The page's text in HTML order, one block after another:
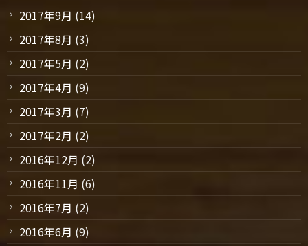
2017年9月 (14)
2017年8月 (3)
2017年5月 (2)
2017年4月 (9)
2017年3月 (7)
2017年2月 (2)
2016年12月 (2)
2016年11月 (6)
2016年7月 (2)
2016年6月 (9)